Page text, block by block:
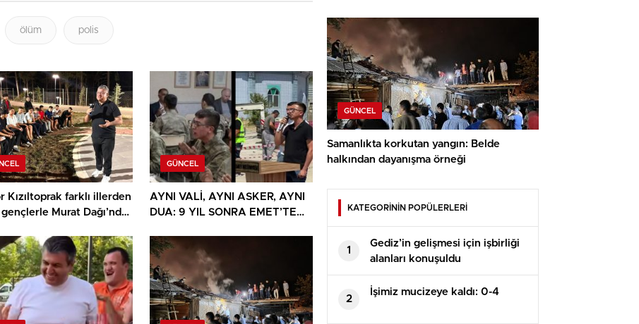
ölüm polis
Kızıltoprak farklı illerden
Murat Dağı’nda
GÜNCEL
AYNI VALİ, AYNI ASKER, AYNI
DUA: 9 YIL SONRA EMET’TE
GÜNCEL
Samanlıkta korkutan yangın: Belde
halkından dayanışma örneği
KATEGORİNİN POPÜLERLERİ
1
Gediz’in gelişmesi için işbirliği
alanları konuşuldu
2
İşimiz mucizeye kaldı: 0-4